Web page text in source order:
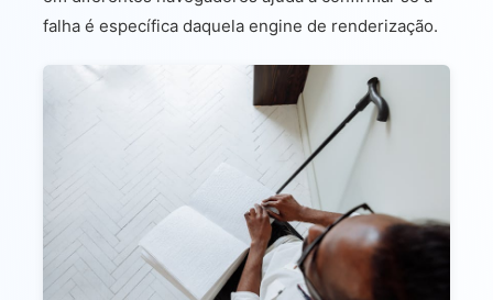
falha é específica daquela engine de renderização.